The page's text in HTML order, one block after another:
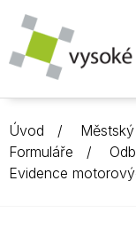
Úvod
Formuláře
Evidence